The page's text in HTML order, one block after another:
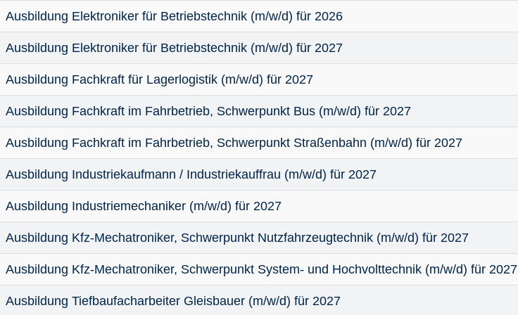
Ausbildung Elektroniker für Betriebstechnik (m/w/d) für 2026
Ausbildung Elektroniker für Betriebstechnik (m/w/d) für 2027
Ausbildung Fachkraft für Lagerlogistik (m/w/d) für 2027
Ausbildung Fachkraft im Fahrbetrieb, Schwerpunkt Bus (m/w/d) für 2027
Ausbildung Fachkraft im Fahrbetrieb, Schwerpunkt Straßenbahn (m/w/d) für 2027
Ausbildung Industriekaufmann / Industriekauffrau (m/w/d) für 2027
Ausbildung Industriemechaniker (m/w/d) für 2027
Ausbildung Kfz-Mechatroniker, Schwerpunkt Nutzfahrzeugtechnik (m/w/d) für 2027
Ausbildung Kfz-Mechatroniker, Schwerpunkt System- und Hochvolttechnik (m/w/d) für 2027
Ausbildung Tiefbaufacharbeiter Gleisbauer (m/w/d) für 2027